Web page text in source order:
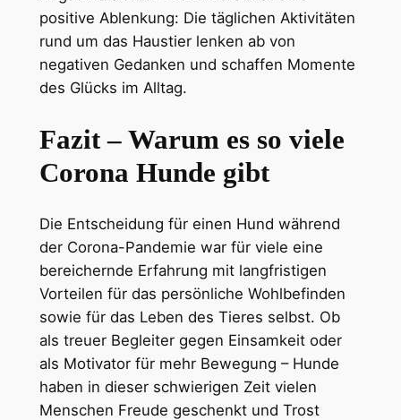
positive Ablenkung: Die täglichen Aktivitäten
rund um das Haustier lenken ab von
negativen Gedanken und schaffen Momente
des Glücks im Alltag.
Fazit – Warum es so viele
Corona Hunde gibt
Die Entscheidung für einen Hund während
der Corona-Pandemie war für viele eine
bereichernde Erfahrung mit langfristigen
Vorteilen für das persönliche Wohlbefinden
sowie für das Leben des Tieres selbst. Ob
als treuer Begleiter gegen Einsamkeit oder
als Motivator für mehr Bewegung – Hunde
haben in dieser schwierigen Zeit vielen
Menschen Freude geschenkt und Trost